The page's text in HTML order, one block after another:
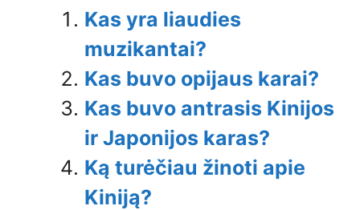
Kas yra liaudies
muzikantai?
Kas buvo opijaus karai?
Kas buvo antrasis Kinijos
ir Japonijos karas?
Ką turėčiau žinoti apie
Kiniją?